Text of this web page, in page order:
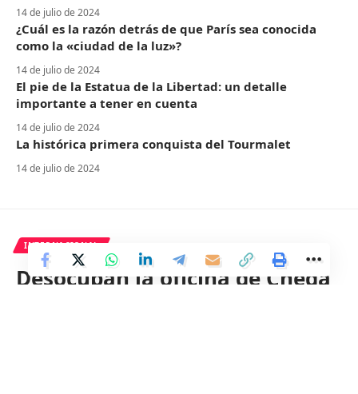
14 de julio de 2024
¿Cuál es la razón detrás de que París sea conocida
como la «ciudad de la luz»?
14 de julio de 2024
El pie de la Estatua de la Libertad: un detalle
importante a tener en cuenta
14 de julio de 2024
La histórica primera conquista del Tourmalet
14 de julio de 2024
INTERNACIONAL
Desocupan la oficina de Chega